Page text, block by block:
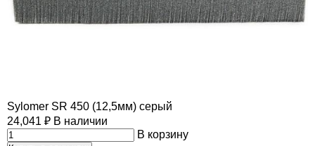
Sylomer SR 450 (12,5мм) серый
24,041 ₽ В наличии
В корзину